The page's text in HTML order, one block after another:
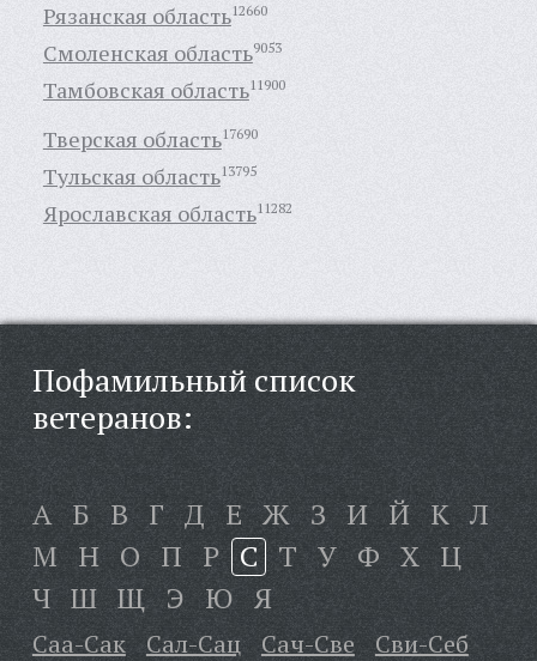
Рязанская область12660
Смоленская область9053
Тамбовская область11900
Тверская область17690
Тульская область13795
Ярославская область11282
Пофамильный список
ветеранов:
А Б В Г Д Е Ж З И Й К Л
М Н О П Р С Т У Ф Х Ц
Ч Ш Щ Э Ю Я
Саа-Сак Сал-Сац Сач-Све
Сви-Себ